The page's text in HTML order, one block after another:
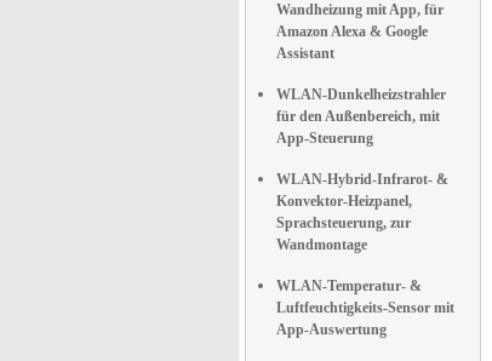
Wandheizung mit App, für
Amazon Alexa & Google
Assistant
WLAN-Dunkelheizstrahler
für den Außenbereich, mit
App-Steuerung
WLAN-Hybrid-Infrarot- &
Konvektor-Heizpanel,
Sprachsteuerung, zur
Wandmontage
WLAN-Temperatur- &
Luftfeuchtigkeits-Sensor mit
App-Auswertung